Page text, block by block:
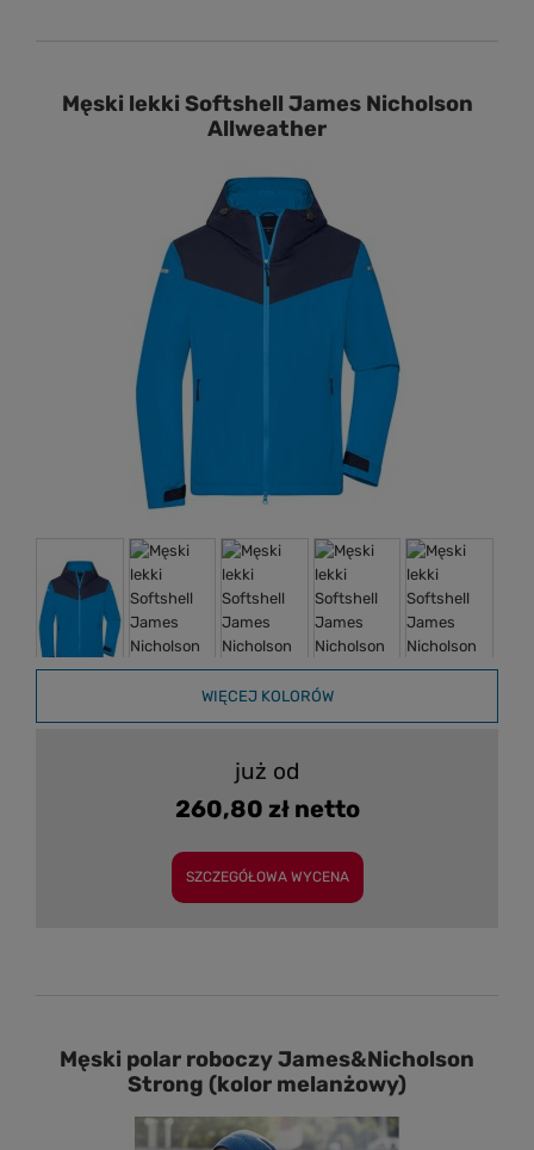
Męski lekki Softshell James Nicholson
Allweather
WIĘCEJ KOLORÓW
już od
260,80 zł netto
SZCZEGÓŁOWA WYCENA
Męski polar roboczy James&Nicholson
Strong (kolor melanżowy)